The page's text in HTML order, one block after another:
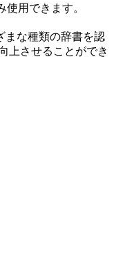
使用できます。
まな種類の辞書を認
上させることができ